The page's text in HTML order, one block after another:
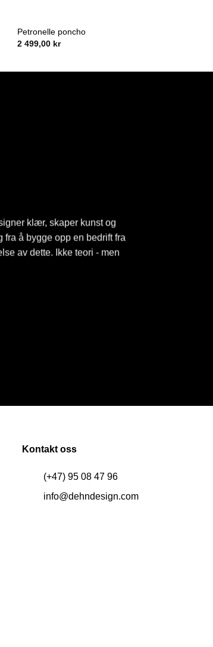
Petronelle poncho
2 499,00 kr
klær, skaper kunst og
å bygge opp en bedrift fra
av dette. Ikke teori - men
Kontakt oss
(+47) 95 08 47 96
info@dehndesign.com